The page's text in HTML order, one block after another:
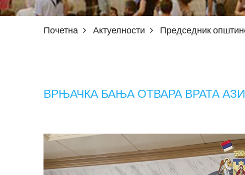
Почетна Актуелности Председник
ВРЊАЧКА БАЊА ОТВАРА ВРАТА